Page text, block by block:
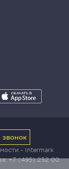
- Intermark
+7 (495) 252 00
звонок